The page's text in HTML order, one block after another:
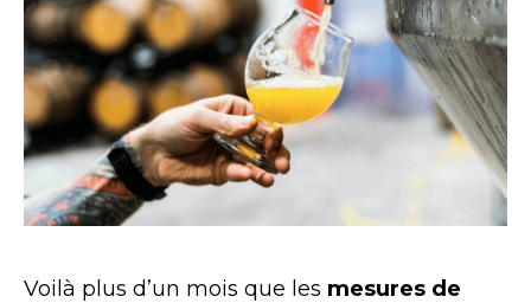
Voilà plus d’un mois que les mesures de